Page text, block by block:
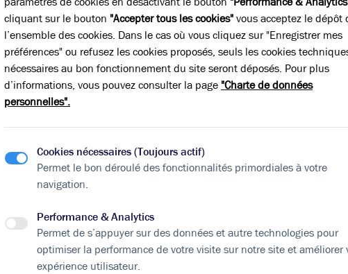
Type
Activités 2300
Locaux sociaux 337
Activités
2 637
Eléments affichés non contractuels
cliquant sur le bouton "Accepter tous les cookies"vous acceptez le dépôt
l’ensemble des cookies. Dans le cas où vous cliquez sur "Enregistrer mes
préférences" ou refusez les cookies proposés, seuls les cookies
nécessaires au bon fonctionnement du site seront déposés. Pour plus
d’informations, vous pouvez consulter la page"Charte de données
personnelles".
Cookies nécessaires (Toujours actif)
Permet le bon déroulé des fonctionnalités primordiales à votre
navigation.
Performance & Analytics
Permet de s’appuyer sur des données et autre technologies pour
optimiser la performance de votre visite sur notre site et améliorer
expérience utilisateur.